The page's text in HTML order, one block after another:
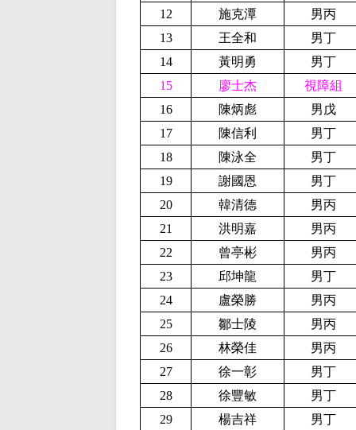
12
施克潭
男丙
13
王全和
男丁
14
黃明勇
男丁
15
廖士杰
視障組
16
陳炳彪
男戊
17
陳信利
男丁
18
陳泳全
男丁
19
謝國恩
男丁
20
韓清德
男丙
21
洪明嘉
男丙
22
曾亭彬
男丙
23
邱坤龍
男丁
24
盧榮勝
男丙
25
鄒士陵
男丙
26
林榮佳
男丙
27
徐一彰
男丁
28
徐豐敏
男丁
29
楊吉祥
男丁